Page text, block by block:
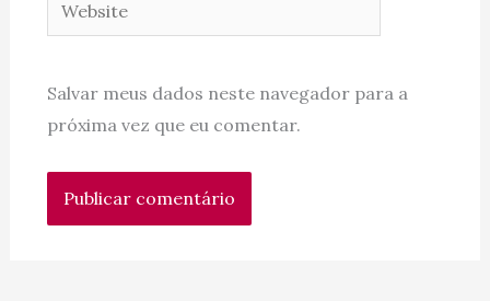
Salvar meus dados neste navegador para a
próxima vez que eu comentar.